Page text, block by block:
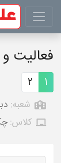
فعالیت
1
2
شعبه:
کلاس: